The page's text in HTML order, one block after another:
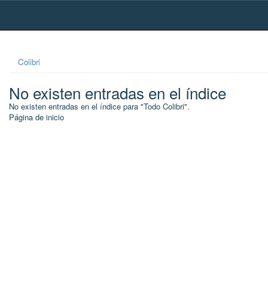
Skip
Colibri
No existen entradas en el índice
No existen entradas en el índice para "Todo Colibri".
Página de inicio